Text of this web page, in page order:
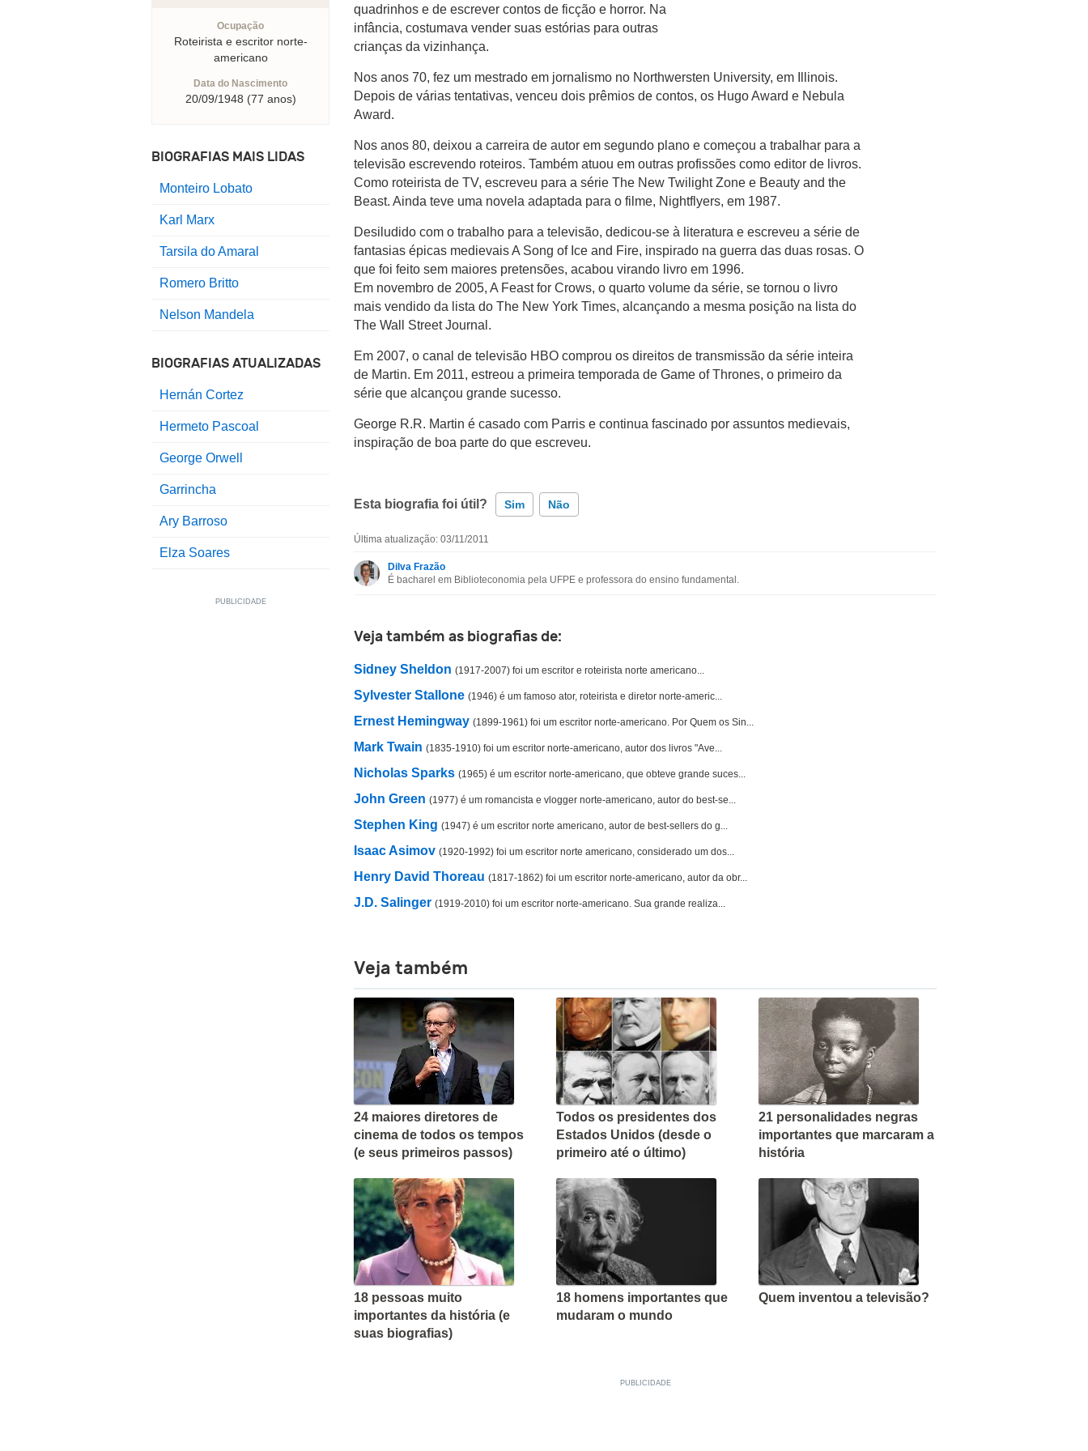
quadrinhos e de escrever contos de ficção e horror. Na
infância, costumava vender suas estórias para outras
crianças da vizinhança.
Nos anos 70, fez um mestrado em jornalismo no Northwersten University, em Illinois.
Depois de várias tentativas, venceu dois prêmios de contos, os Hugo Award e Nebula
Award.
Nos anos 80, deixou a carreira de autor em segundo plano e começou a trabalhar para a
televisão escrevendo roteiros. Também atuou em outras profissões como editor de livros.
Como roteirista de TV, escreveu para a série The New Twilight Zone e Beauty and the
Beast. Ainda teve uma novela adaptada para o filme, Nightflyers, em 1987.
Desiludido com o trabalho para a televisão, dedicou-se à literatura e escreveu a série de
fantasias épicas medievais A Song of Ice and Fire, inspirado na guerra das duas rosas. O
que foi feito sem maiores pretensões, acabou virando livro em 1996.
Em novembro de 2005, A Feast for Crows, o quarto volume da série, se tornou o livro
mais vendido da lista do The New York Times, alcançando a mesma posição na lista do
The Wall Street Journal.
Em 2007, o canal de televisão HBO comprou os direitos de transmissão da série inteira
de Martin. Em 2011, estreou a primeira temporada de Game of Thrones, o primeiro da
série que alcançou grande sucesso.
George R.R. Martin é casado com Parris e continua fascinado por assuntos medievais,
inspiração de boa parte do que escreveu.
Esta biografia foi útil? Sim Não
Esta biografia não tem a informação que procuro
Última atualização: 03/11/2011
Dilva Frazão
É bacharel em Biblioteconomia pela UFPE e professora do ensino fundamental.
Veja também as biografias de:
Sidney Sheldon (1917-2007) foi um escritor e roteirista norte americano...
Sylvester Stallone (1946) é um famoso ator, roteirista e diretor norte-americ...
Ernest Hemingway (1899-1961) foi um escritor norte-americano. Por Quem os Sin...
Mark Twain (1835-1910) foi um escritor norte-americano, autor dos livros "Ave...
Nicholas Sparks (1965) é um escritor norte-americano, que obteve grande suces...
John Green (1977) é um romancista e vlogger norte-americano, autor do best-se...
Stephen King (1947) é um escritor norte americano, autor de best-sellers do g...
Isaac Asimov (1920-1992) foi um escritor norte americano, considerado um dos...
Henry David Thoreau (1817-1862) foi um escritor norte-americano, autor da obr...
J.D. Salinger (1919-2010) foi um escritor norte-americano. Sua grande realiza...
Veja também
24 maiores diretores de
cinema de todos os tempos
(e seus primeiros passos)
Todos os presidentes dos
Estados Unidos (desde o
primeiro até o último)
21 personalidades negras
importantes que marcaram a
história
18 pessoas muito
importantes da história (e
suas biografias)
18 homens importantes que
mudaram o mundo
Quem inventou a televisão?
Ocupação
Roteirista e escritor norte-
americano
Data do Nascimento
20/09/1948 (77 anos)
BIOGRAFIAS MAIS LIDAS
Monteiro Lobato
Karl Marx
Tarsila do Amaral
Romero Britto
Nelson Mandela
BIOGRAFIAS ATUALIZADAS
Hernán Cortez
Hermeto Pascoal
George Orwell
Garrincha
Ary Barroso
Elza Soares